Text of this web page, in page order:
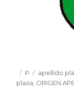
Publicado
el
Categorías
P Etiquetas
apellido
plaza ORIGEN